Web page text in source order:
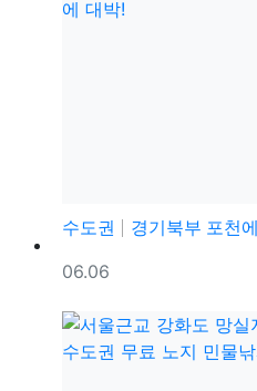
수도권
경기북부 포천에서
등록일
06.06